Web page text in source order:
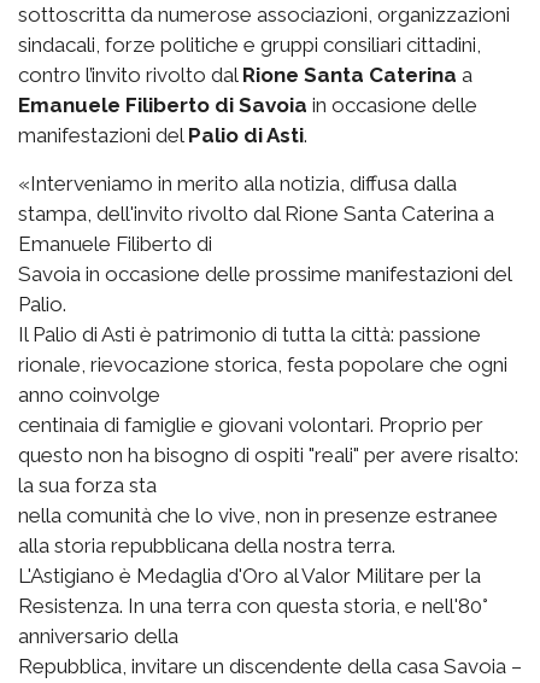
sottoscritta da numerose associazioni, organizzazioni
sindacali, forze politiche e gruppi consiliari cittadini,
contro l’invito rivolto dal Rione Santa Caterina a
Emanuele Filiberto di Savoia in occasione delle
manifestazioni del Palio di Asti.
«Interveniamo in merito alla notizia, diffusa dalla
stampa, dell'invito rivolto dal Rione Santa Caterina a
Emanuele Filiberto di
Savoia in occasione delle prossime manifestazioni del
Palio.
Il Palio di Asti è patrimonio di tutta la città: passione
rionale, rievocazione storica, festa popolare che ogni
anno coinvolge
centinaia di famiglie e giovani volontari. Proprio per
questo non ha bisogno di ospiti "reali" per avere risalto:
la sua forza sta
nella comunità che lo vive, non in presenze estranee
alla storia repubblicana della nostra terra.
L'Astigiano è Medaglia d'Oro al Valor Militare per la
Resistenza. In una terra con questa storia, e nell'80°
anniversario della
Repubblica, invitare un discendente della casa Savoia –